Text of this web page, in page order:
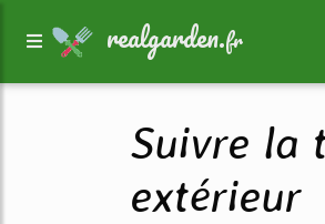
realgarden.fr
Suivre la
extérieur